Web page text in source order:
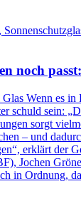
noch passt:
Wenn es in
schuld sein:
sorgt
– und
erklärt der
Jochen
in Ordnung,